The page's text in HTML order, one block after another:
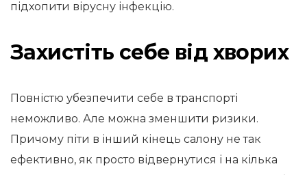
підхопити вірусну інфекцію.
Захистіть себе від хворих
Повністю убезпечити себе в транспорті
неможливо. Але можна зменшити ризики.
Причому піти в інший кінець салону не так
ефективно, як просто відвернутися і на кілька